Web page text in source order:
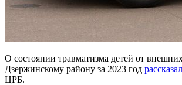
О состоянии травматизма детей от
Дзержинскому району за 2023 год
ЦРБ.